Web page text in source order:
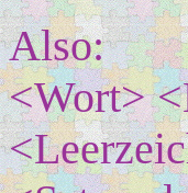
Also:
<Wort>